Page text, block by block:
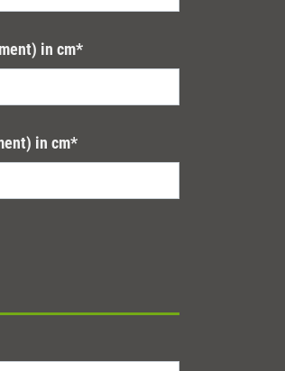
in cm*
in cm*